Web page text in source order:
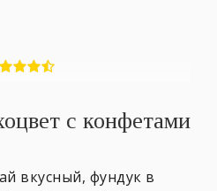
с конфетами
вкусный, фундук в